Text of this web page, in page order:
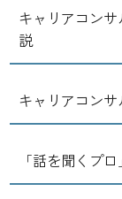
キャリアコン
説
キャリアコン
「話を聞くプ